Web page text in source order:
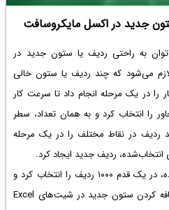
جدید در اکسل مایکروسافت
به راحتی ردیف یا ستون جدید در
می‌شود که چند ردیف یا ستون خالی
را در یک مرحله انجام داد تا سرعت کار
را انتخاب کرد و به همان تعداد، سطر
ردیف در نقاط مختلف را در یک مرحله
ردیف جدید ایجاد کرد.
همین‌طور می‌توان با یک روش ساده، در یک قدم ۱۰۰۰ ردیف را انتخاب کرد و
ردیف جدید اضافه کرد. در مورد اضافه کردن ستون جدید در شیت‌های Excel